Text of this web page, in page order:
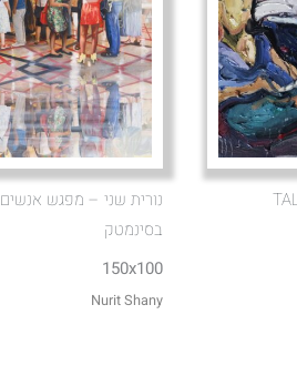
נורית שני – מפגש אנשים
בסינמטק
150x100
Nurit Shany